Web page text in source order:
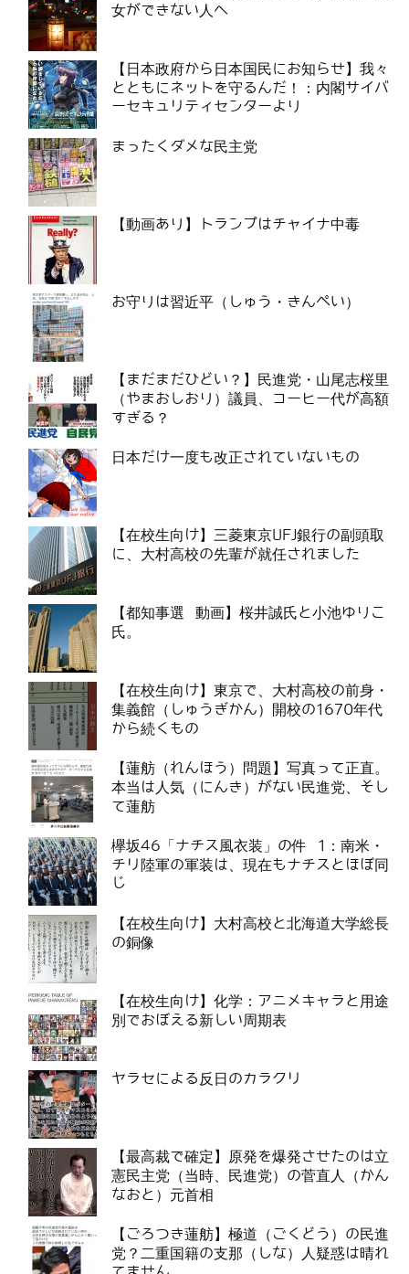
女ができない人へ
【日本政府から日本国民にお知らせ】我々
とともにネットを守るんだ！：内閣サイバ
ーセキュリティセンターより
まったくダメな民主党
【動画あり】トランプはチャイナ中毒
お守りは習近平（しゅう・きんぺい）
【まだまだひどい？】民進党・山尾志桜里
（やまおしおり）議員、コーヒー代が高額
すぎる？
日本だけ一度も改正されていないもの
【在校生向け】三菱東京UFJ銀行の副頭取
に、大村高校の先輩が就任されました
【都知事選 動画】桜井誠氏と小池ゆりこ
氏。
【在校生向け】東京で、大村高校の前身・
集義館（しゅうぎかん）開校の1670年代
から続くもの
【蓮舫（れんほう）問題】写真って正直。
本当は人気（にんき）がない民進党、そし
て蓮舫
欅坂46「ナチス風衣装」の件 1：南米・
チリ陸軍の軍装は、現在もナチスとほぼ同
じ
【在校生向け】大村高校と北海道大学総長
の銅像
【在校生向け】化学：アニメキャラと用途
別でおぼえる新しい周期表
ヤラセによる反日のカラクリ
【最高裁で確定】原発を爆発させたのは立
憲民主党（当時、民進党）の菅直人（かん
なおと）元首相
【ごろつき蓮舫】極道（ごくどう）の民進
党？二重国籍の支那（しな）人疑惑は晴れ